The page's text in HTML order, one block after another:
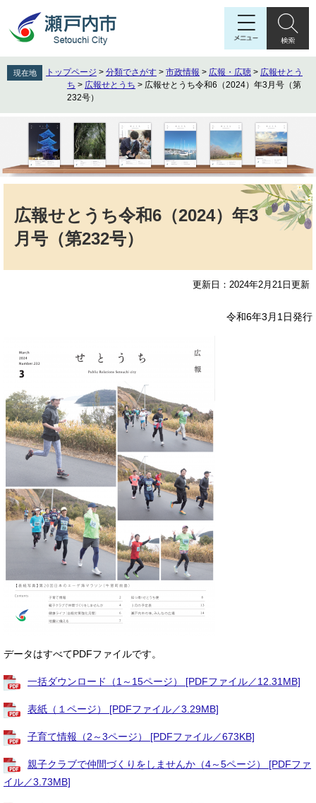
先
頭
す
を
飛
し
へ
現在地 トップページ > 分類でさがす > 市政情報 > 広報・広聴 > 広報せとう
ち > 広報せとうち > 広報せとうち令和6（2024）年3月号（第
232号）
広報せとうち令和6（2024）年3
月号（第232号）
更新日：2024年2月21日更新
令和6年3月1日発行
データはすべてPDFファイルです。
一括ダウンロード（1～15ページ） [PDFファイル／12.31MB]
表紙（１ページ） [PDFファイル／3.29MB]
子育て情報（2～3ページ） [PDFファイル／673KB]
親子クラブで仲間づくりをしませんか（4～5ページ） [PDFファ
イル／3.73MB]